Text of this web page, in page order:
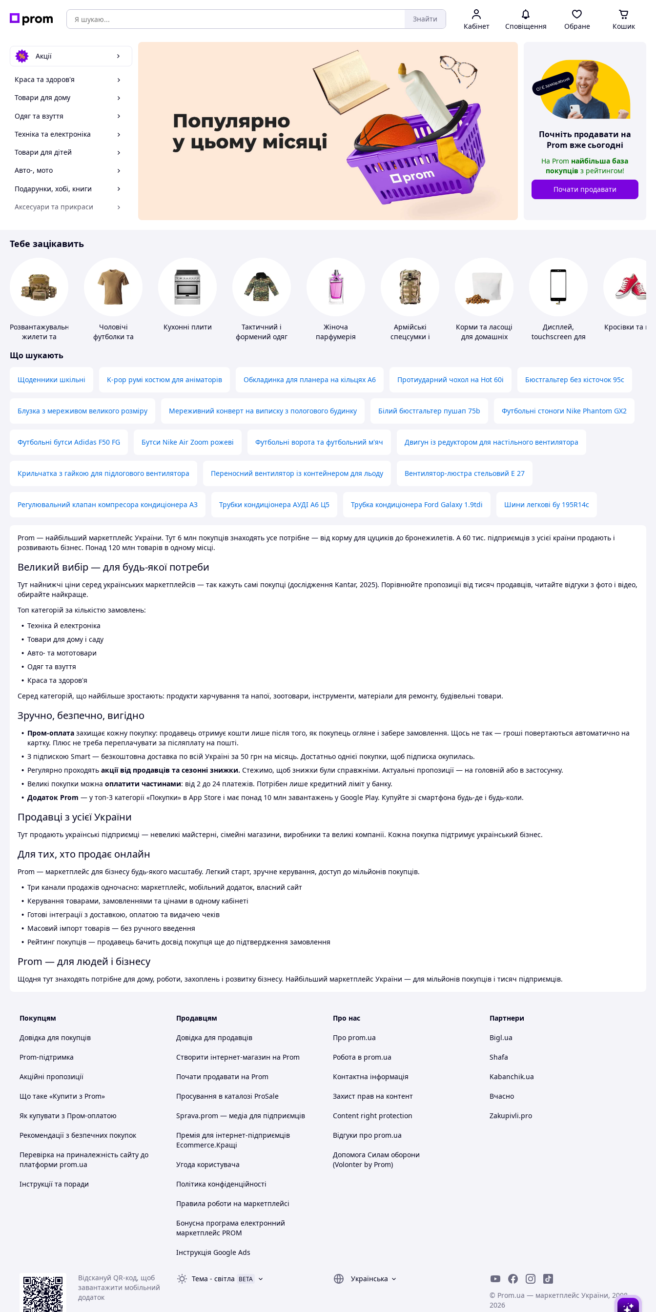
Знайти
Кабінет Сповіщення Обране Кошик
Акції
Краса та здоров'я
Товари для дому
Одяг та взуття
Техніка та електроніка
Товари для дітей
Авто-, мото
Подарунки, хобі, книги
Аксесуари та прикраси
Спорт і відпочинок
О! Є замовлення
Почніть продавати на
Prom вже сьогодні
На Prom найбільша база
покупців з рейтингом!
Почати продавати
Тебе зацікавить
Розвантажувальні
жилети та
плит
Чоловічі
футболки та
Кухонні плити
Тактичний і
формений одяг
Жіноча
парфумерія
Армійські
спецсумки і
Корми та ласощі
для домашніх
Дисплей,
touchscreen для
Кросівки та
Що шукають
Щоденники шкільні K-pop румі костюм для аніматорів Обкладинка для планера на кільцях А6 Протиударний чохол на Hot 60i Бюстгальтер без кісточок 95с
Блузка з мереживом великого розміру Мереживний конверт на виписку з пологового будинку Білий бюстгальтер пушап 75b Футбольні стоноги Nike Phantom GX2
Футбольні бутси Adidas F50 FG Бутси Nike Air Zoom рожеві Футбольні ворота та футбольний м'яч Двигун із редуктором для настільного вентилятора
Крильчатка з гайкою для підлогового вентилятора Переносний вентилятор із контейнером для льоду Вентилятор-люстра стельовий E 27
Регулювальний клапан компресора кондиціонера А3 Трубки кондиціонера АУДІ А6 Ц5 Трубка кондиціонера Ford Galaxy 1.9tdi Шини легкові бу 195R14c
Prom — найбільший маркетплейс України. Тут 6 млн покупців знаходять усе потрібне — від корму для цуциків до бронежилетів. А 60 тис. підприємців з усієї країни продають і
розвивають бізнес. Понад 120 млн товарів в одному місці.
Великий вибір — для будь-якої потреби
Тут найнижчі ціни серед українських маркетплейсів — так кажуть самі покупці (дослідження Kantar, 2025). Порівнюйте пропозиції від тисяч продавців, читайте відгуки з фото і відео,
обирайте найкраще.
Топ категорій за кількістю замовлень:
Техніка й електроніка
Товари для дому і саду
Авто- та мототовари
Одяг та взуття
Краса та здоров'я
Серед категорій, що найбільше зростають: продукти харчування та напої, зоотовари, інструменти, матеріали для ремонту, будівельні товари.
Зручно, безпечно, вигідно
Пром-оплата захищає кожну покупку: продавець отримує кошти лише після того, як покупець огляне і забере замовлення. Щось не так — гроші повертаються автоматично на
картку. Плюс не треба переплачувати за післяплату на пошті.
З підпискою Smart — безкоштовна доставка по всій Україні за 50 грн на місяць. Достатньо однієї покупки, щоб підписка окупилась.
Регулярно проходять акції від продавців та сезонні знижки. Стежимо, щоб знижки були справжніми. Актуальні пропозиції — на головній або в застосунку.
Великі покупки можна оплатити частинами: від 2 до 24 платежів. Потрібен лише кредитний ліміт у банку.
Додаток Prom — у топ-3 категорії «Покупки» в App Store і має понад 10 млн завантажень у Google Play. Купуйте зі смартфона будь-де і будь-коли.
Продавці з усієї України
Тут продають українські підприємці — невеликі майстерні, сімейні магазини, виробники та великі компанії. Кожна покупка підтримує український бізнес.
Для тих, хто продає онлайн
Prom — маркетплейс для бізнесу будь-якого масштабу. Легкий старт, зручне керування, доступ до мільйонів покупців.
Три канали продажів одночасно: маркетплейс, мобільний додаток, власний сайт
Керування товарами, замовленнями та цінами в одному кабінеті
Готові інтеграції з доставкою, оплатою та видачею чеків
Масовий імпорт товарів — без ручного введення
Рейтинг покупців — продавець бачить досвід покупця ще до підтвердження замовлення
Prom — для людей і бізнесу
Щодня тут знаходять потрібне для дому, роботи, захоплень і розвитку бізнесу. Найбільший маркетплейс України — для мільйонів покупців і тисяч підприємців.
Покупцям
Довідка для покупців
Prom-підтримка
Акційні пропозиції
Що таке «Купити з Prom»
Як купувати з Пром-оплатою
Рекомендації з безпечних покупок
Перевірка на приналежність сайту до
платформи prom.ua
Інструкції та поради
Продавцям
Довідка для продавців
Створити інтернет-магазин на Prom
Почати продавати на Prom
Просування в каталозі ProSale
Sprava.prom — медіа для підприємців
Премія для інтернет-підприємців
Ecommerce.Кращі
Угода користувача
Політика конфіденційності
Правила роботи на маркетплейсі
Бонусна програма електронний
маркетплейс PROM
Інструкція Google Ads
Про нас
Про prom.ua
Робота в prom.ua
Контактна інформація
Захист прав на контент
Content right protection
Відгуки про prom.ua
Допомога Силам оборони
(Volonter by Prom)
Партнери
Bigl.ua
Shafa
Kabanchik.ua
Вчасно
Zakupivli.pro
Відскануй QR-код, щоб
завантажити мобільний
додаток
Тема - світла BETA
Українська
© Prom.ua — маркетплейс України, 2008-
2026